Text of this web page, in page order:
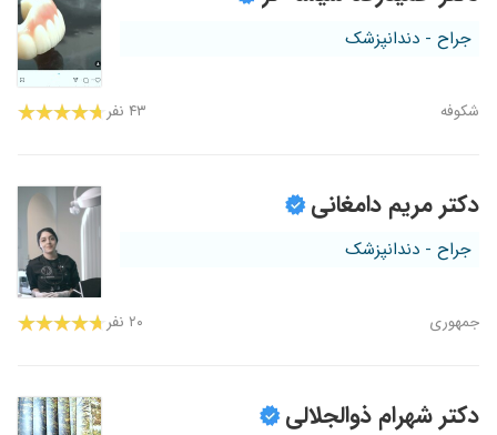
جراح - دندانپزشک
شکوفه ۴۳ نفر
دکتر مریم دامغانی
جراح - دندانپزشک
جمهوری ۲۰ نفر
دکتر شهرام ذوالجلالی